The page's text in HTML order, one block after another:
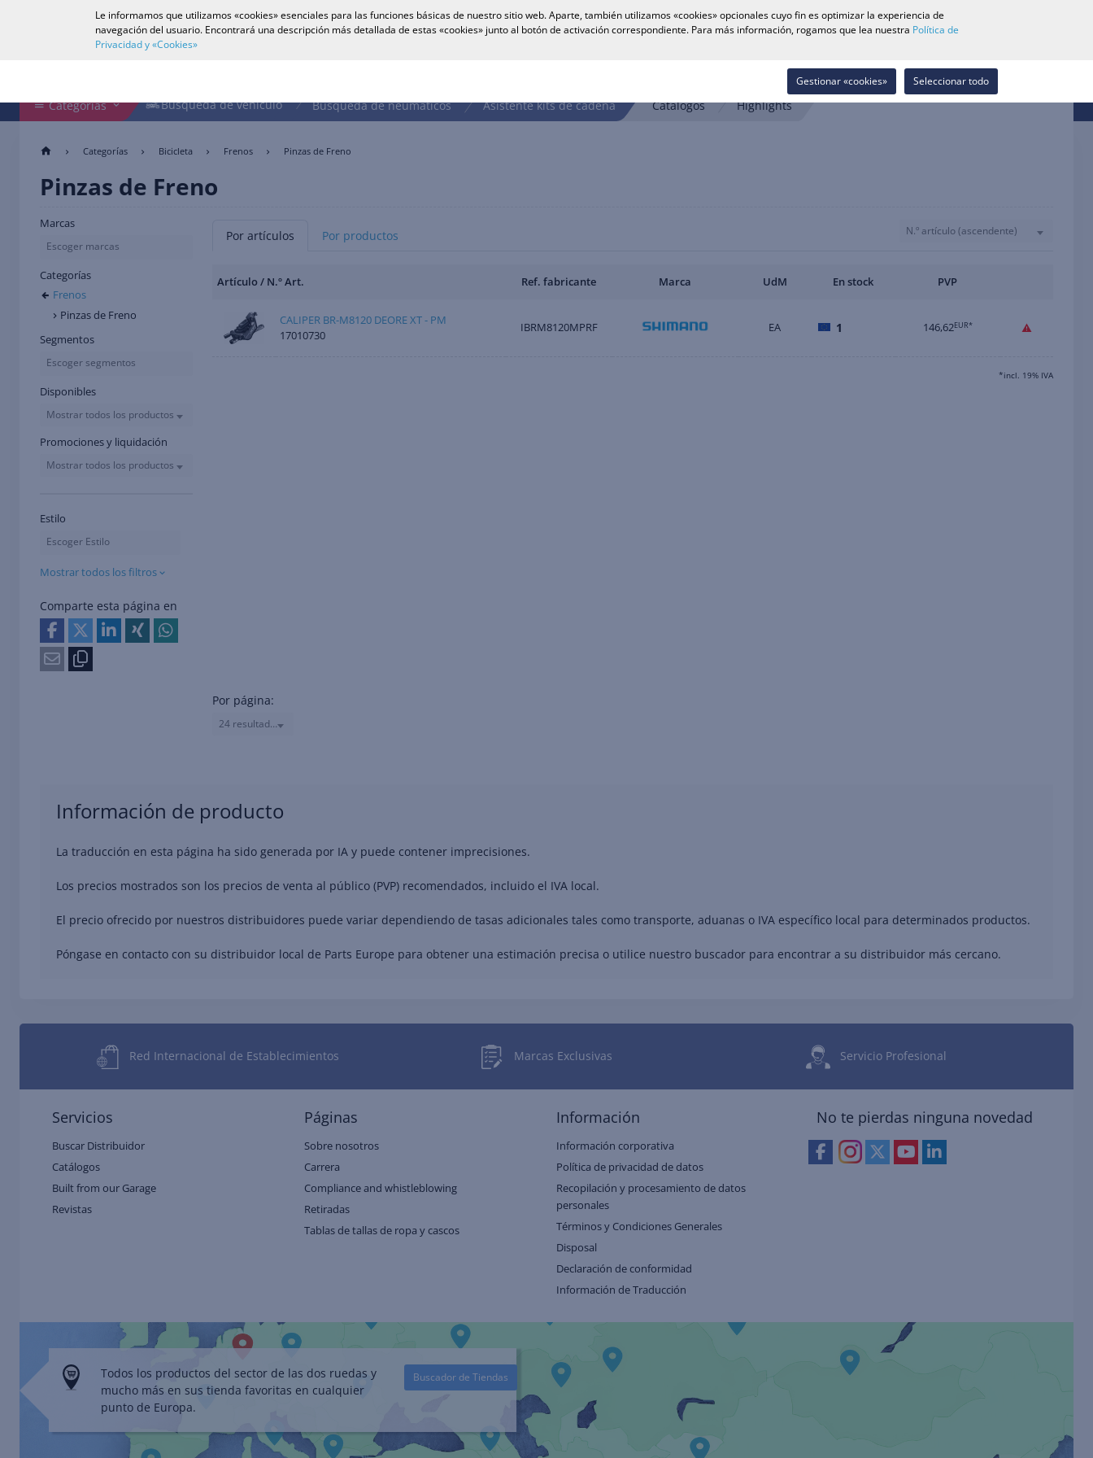
Buscador de Tiendas Carrera Lista de deseos
Categorías Búsqueda de vehículo Búsqueda de neumáticos Asistente kits de cadena Catálogos Highlights
Categorías Bicicleta Frenos Pinzas de Freno
Pinzas de Freno
Marcas
Escoger marcas
Categorías
Frenos
Pinzas de Freno
Segmentos
Escoger segmentos
Disponibles
Mostrar todos los productos
Promociones y liquidación
Mostrar todos los productos
Estilo
Escoger Estilo
Mostrar todos los filtros
Comparte esta página en
Por artículos Por productos N.º artículo (ascendente)
Artículo / N.º Art. Ref. fabricante Marca UdM En stock PVP
CALIPER BR-M8120 DEORE XT - PM
17010730
IBRM8120MPRF EA 1 146,62EUR*
*incl. 19% IVA
Por página:
24 resultados
Información de producto
La traducción en esta página ha sido generada por IA y puede contener imprecisiones.
Los precios mostrados son los precios de venta al público (PVP) recomendados, incluido el IVA local.
El precio ofrecido por nuestros distribuidores puede variar dependiendo de tasas adicionales tales como transporte, aduanas o IVA específico local para determinados productos.
Póngase en contacto con su distribuidor local de Parts Europe para obtener una estimación precisa o utilice nuestro buscador para encontrar a su distribuidor más cercano.
Red Internacional de Establecimientos Marcas Exclusivas Servicio Profesional
Servicios
Buscar Distribuidor
Catálogos
Built from our Garage
Revistas
Páginas
Sobre nosotros
Carrera
Compliance and whistleblowing
Retiradas
Tablas de tallas de ropa y cascos
Información
Información corporativa
Política de privacidad de datos
Recopilación y procesamiento de datos
personales
Términos y Condiciones Generales
Disposal
Declaración de conformidad
Información de Traducción
No te pierdas ninguna novedad
Todos los productos del sector de las dos ruedas y
mucho más en sus tienda favoritas en cualquier
punto de Europa.
Buscador de Tiendas
Le informamos que utilizamos «cookies» esenciales para las funciones básicas de nuestro sitio web. Aparte, también utilizamos «cookies» opcionales cuyo fin es optimizar la experiencia de
navegación del usuario. Encontrará una descripción más detallada de estas «cookies» junto al botón de activación correspondiente. Para más información, rogamos que lea nuestra Política de
Privacidad y «Cookies»
Seleccionar todo
Gestionar «cookies»